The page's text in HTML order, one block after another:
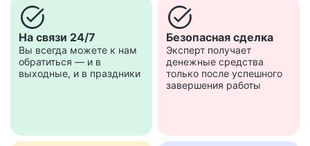
task_alt
На связи 24/7
Вы всегда можете к нам
обратиться — и в
выходные, и в праздники
task_alt
Безопасная сделка
Эксперт получает
денежные средства
только после успешного
завершения работы